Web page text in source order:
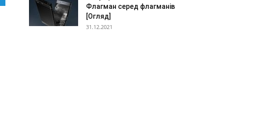
Флагман серед флагманів
[Огляд]
31.12.2021